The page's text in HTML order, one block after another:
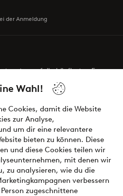
Wahl!
Cookies, damit die Website
zur Analyse,
um dir eine relevantere
bieten zu können. Diese
und diese Cookies teilen wir
mit denen wir
zu analysieren, wie du die
verbessern
zugeschnittene
der Anmeldung
auf die häufigsten Fragen.
uns am einfachsten kontaktieren
Bestellung